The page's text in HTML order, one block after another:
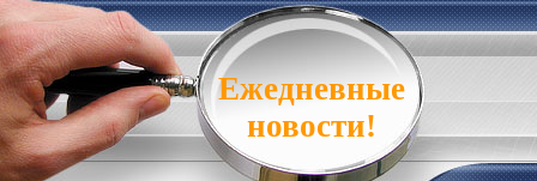
Ежедневные
новости!